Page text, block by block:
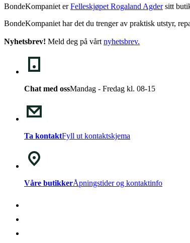
BondeKompaniet erFelleskjøpet Rogaland Agdersitt
BondeKompaniet har det du trenger av praktisk utstyr,
Nyhetsbrev! Meld deg på vårt nyhetsbrev.
Chat med ossMandag - Fredag kl. 08-15
Ta kontaktFyll ut kontaktskjema
Våre butikkerÅpningstider og kontaktinfo